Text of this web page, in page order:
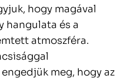
hogy magával
hangulata és a
atmoszféra.
meg, hogy az